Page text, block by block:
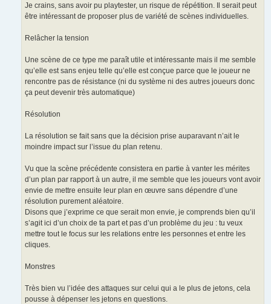
Je crains, sans avoir pu playtester, un risque de répétition. Il serait peut
être intéressant de proposer plus de variété de scènes individuelles.
Relâcher la tension
Une scène de ce type me paraît utile et intéressante mais il me semble
qu’elle est sans enjeu telle qu’elle est conçue parce que le joueur ne
rencontre pas de résistance (ni du système ni des autres joueurs donc
ça peut devenir très automatique)
Résolution
La résolution se fait sans que la décision prise auparavant n’ait le
moindre impact sur l’issue du plan retenu.
Vu que la scène précédente consistera en partie à vanter les mérites
d’un plan par rapport à un autre, il me semble que les joueurs vont avoir
envie de mettre ensuite leur plan en œuvre sans dépendre d’une
résolution purement aléatoire.
Disons que j’exprime ce que serait mon envie, je comprends bien qu’il
s’agit ici d’un choix de ta part et pas d’un problème du jeu : tu veux
mettre tout le focus sur les relations entre les personnes et entre les
cliques.
Monstres
Très bien vu l’idée des attaques sur celui qui a le plus de jetons, cela
pousse à dépenser les jetons en questions.